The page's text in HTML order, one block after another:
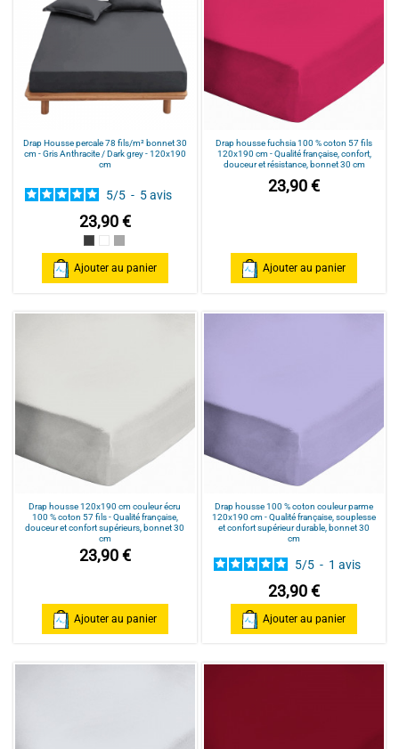
Drap Housse percale 78 fils/m² bonnet 30
cm - Gris Anthracite / Dark grey - 120x190
cm
5/5 - 5avis
23,90 €
Gris Anthracite / Dark grey
Blanc/White
Gris Clair / Light Grey
Ajouter au panier
Drap housse fuchsia 100 % coton 57 fils
120x190 cm - Qualité française, confort,
douceur et résistance, bonnet 30 cm
23,90 €
Ajouter au panier
Drap housse 120x190 cm couleur écru
100 % coton 57 fils - Qualité française,
douceur et confort supérieurs, bonnet 30
cm
23,90 €
Ajouter au panier
Drap housse 100 % coton couleur parme
120x190 cm - Qualité française, souplesse
et confort supérieur durable, bonnet 30
cm
5/5 - 1avis
23,90 €
Ajouter au panier